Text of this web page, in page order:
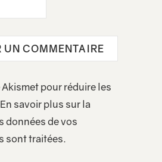
pour réduire les
En savoir plus sur la
données de vos
sont traitées.